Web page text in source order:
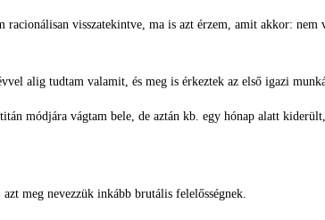
visszatekintve, ma is azt érzem, amit akkor:
alig tudtam valamit, és meg is érkeztek az első igazi
módjára vágtam bele, de aztán kb. egy hónap alatt
meg nevezzük inkább brutális felelősségnek.